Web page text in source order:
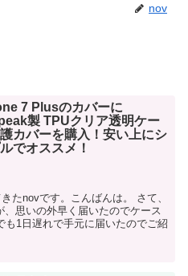
nov
7 Plusのカバーに
製 TPUクリア透明ケー
カバーを購入！安い上にシ
でオススメ！
たnovです。こんばんは。 さて、
思いの外早く届いたのでケース
1日遅れで手元に届いたのでご紹